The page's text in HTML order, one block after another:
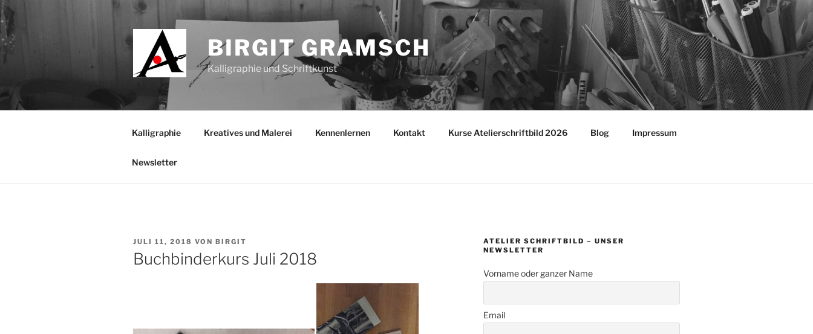
Zum
Inhalt
springen
BIRGIT GRAMSCH
Kalligraphie und Schriftkunst
Kalligraphie Kreatives und Malerei Kennenlernen Kontakt Kurse Atelierschriftbild 2026 Blog Impressum
Newsletter
VERÖFFENTLICHT
AM
JULI 11, 2018 VON BIRGIT
Buchbinderkurs Juli 2018
ATELIER SCHRIFTBILD – UNSER
NEWSLETTER
Vorname oder ganzer Name
Email